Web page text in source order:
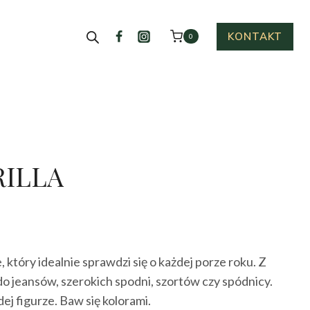
0 KONTAKT
zł.
idealnie sprawdzi się o każdej porze roku. Z
jeansów, szerokich spodni, szortów czy spódnicy.
figurze. Baw się kolorami.